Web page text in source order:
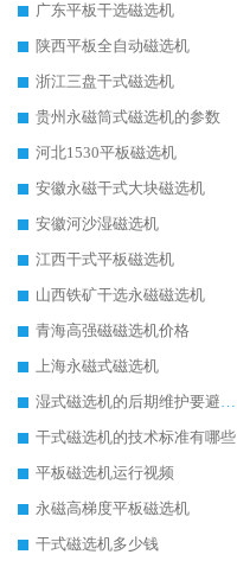
广东平板干选磁选机
陕西平板全自动磁选机
浙江三盘干式磁选机
贵州永磁筒式磁选机的参数
河北1530平板磁选机
安徽永磁干式大块磁选机
安徽河沙湿磁选机
江西干式平板磁选机
山西铁矿干选永磁磁选机
青海高强磁磁选机价格
上海永磁式磁选机
湿式磁选机的后期维护要避开哪些坑
干式磁选机的技术标准有哪些
平板磁选机运行视频
永磁高梯度平板磁选机
干式磁选机多少钱